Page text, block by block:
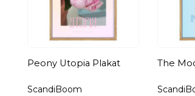
Peony Utopia Plakat
ScandiBoom